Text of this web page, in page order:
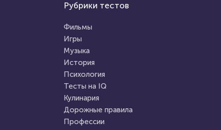
Пройти тест
23 июня 2021 53659
Тест на знание фильмов 00-х
3 января 2021
Рубрики тестов
Фильмы
Игры
Музыка
История
Психология
Тесты на IQ
Кулинария
Дорожные правила
Профессии